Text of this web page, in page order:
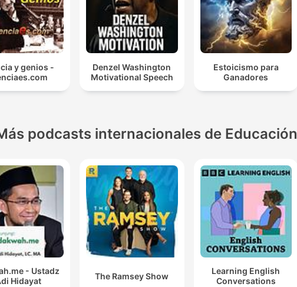
y genios -
Denzel Washington
Motivational Speech
Estoicismo para
Ganadores
podcasts internacionales de Educación
- Ustadz
Hidayat
The Ramsey Show
Learning English
Conversations